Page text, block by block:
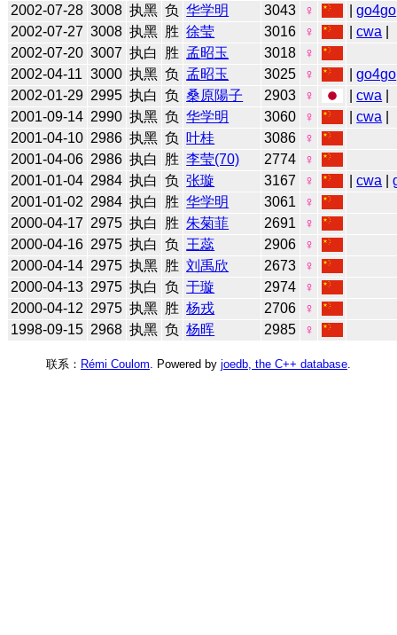
2002-07-28 3008 执黑 负 华学明 3043 ♀ |go4go
2002-07-27 3008 执黑 胜 徐莹 3016 ♀ |cwa
2002-07-20 3007 执白 胜 孟昭玉 3018
♀
2002-04-11 3000 执黑 负 孟昭玉 3025 ♀ |go4go
2002-01-29 2995 执白 负 桑原陽子 2903 ♀ |cwa
2001-09-14 2990 执黑 负 华学明 3060 ♀ |cwa
2001-04-10 2986 执黑 负 叶桂 3086
♀
2001-04-06 2986 执白 胜 李莹(70) 2774
♀
2001-01-04 2984 执白 负 张璇 3167 ♀ |cwa |
2001-01-02 2984 执白 胜 华学明 3061
♀
2000-04-17 2975 执白 胜 朱菊菲 2691
♀
2000-04-16 2975 执白 负 王蕊 2906
♀
2000-04-14 2975 执黑 胜 刘禹欣 2673
♀
2000-04-13 2975 执白 负 于璇 2974
♀
2000-04-12 2975 执黑 胜 杨戎 2706
♀
1998-09-15 2968 执黑 负 杨晖 2985 ♀
联系： Rémi Coulom . Powered by joedb, the C++ database